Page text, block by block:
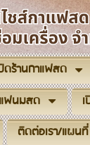
ดร้านกาแฟสด
ฟนมสด
ติดต่อเรา/แผนที่